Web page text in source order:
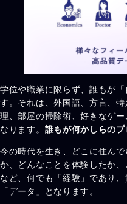
学位や職業に限らず、誰もが
す。それは、外国語、方言、
理、部屋の掃除術、好きなゲ
なります。 誰もが何かしらのプ
今の時代を生き、どこに住ん
か、どんなことを体験したか
など、何でも「経験」であり
「データ」となります。